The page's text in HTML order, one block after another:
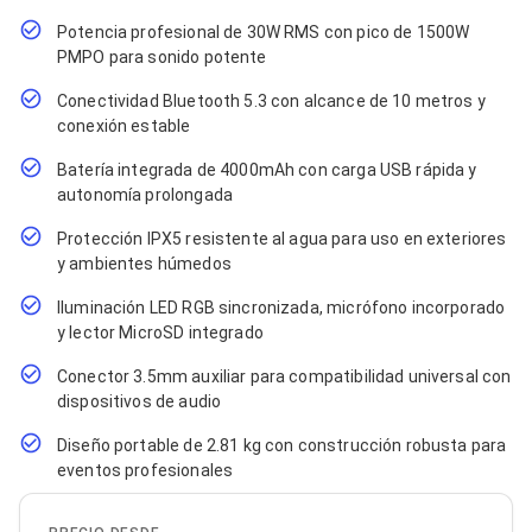
Cables Coaxiales
Accesorios para Cables
Jacks de Red
Conectores
Tapas y Cajas
Pinzas Ponchadoras
Probadores de Cable
Protectores para Cables
Cables para Impresoras
Cableado Estructurado
Sujetadores de Cables
Cinchos
Adaptadores
Adaptadores PC
Adaptadores PC USB
Adaptadores PC Serial
Adaptadores PC SATA
Adaptadores PC IDE
Adaptadores PC Teclado
Potencia profesional de 30W RMS con pico de 1500W
PMPO para sonido potente
Conectividad Bluetooth 5.3 con alcance de 10 metros y
conexión estable
Batería integrada de 4000mAh con carga USB rápida y
autonomía prolongada
Protección IPX5 resistente al agua para uso en exteriores
y ambientes húmedos
Iluminación LED RGB sincronizada, micrófono incorporado
y lector MicroSD integrado
Conector 3.5mm auxiliar para compatibilidad universal con
dispositivos de audio
Diseño portable de 2.81 kg con construcción robusta para
eventos profesionales